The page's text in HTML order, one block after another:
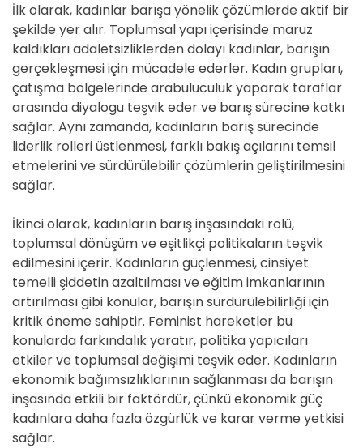
İlk olarak, kadınlar barışa yönelik çözümlerde aktif bir
şekilde yer alır. Toplumsal yapı içerisinde maruz
kaldıkları adaletsizliklerden dolayı kadınlar, barışın
gerçekleşmesi için mücadele ederler. Kadın grupları,
çatışma bölgelerinde arabuluculuk yaparak taraflar
arasında diyalogu teşvik eder ve barış sürecine katkı
sağlar. Aynı zamanda, kadınların barış sürecinde
liderlik rolleri üstlenmesi, farklı bakış açılarını temsil
etmelerini ve sürdürülebilir çözümlerin geliştirilmesini
sağlar.
İkinci olarak, kadınların barış inşasındaki rolü,
toplumsal dönüşüm ve eşitlikçi politikaların teşvik
edilmesini içerir. Kadınların güçlenmesi, cinsiyet
temelli şiddetin azaltılması ve eğitim imkanlarının
artırılması gibi konular, barışın sürdürülebilirliği için
kritik öneme sahiptir. Feminist hareketler bu
konularda farkındalık yaratır, politika yapıcıları
etkiler ve toplumsal değişimi teşvik eder. Kadınların
ekonomik bağımsızlıklarının sağlanması da barışın
inşasında etkili bir faktördür, çünkü ekonomik güç
kadınlara daha fazla özgürlük ve karar verme yetkisi
sağlar.